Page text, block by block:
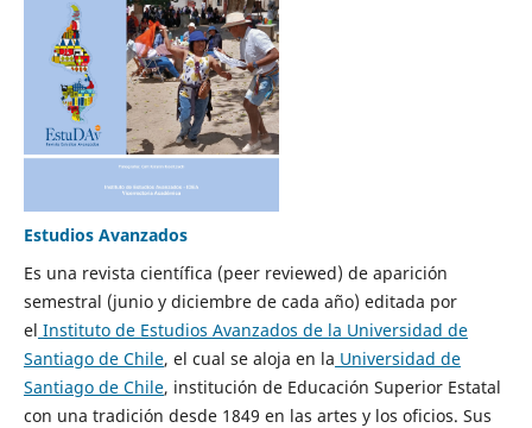
Estudios Avanzados
Es una revista científica (peer reviewed) de aparición
semestral (junio y diciembre de cada año) editada por
el Instituto de Estudios Avanzados de la Universidad de
Santiago de Chile, el cual se aloja en la Universidad de
Santiago de Chile, institución de Educación Superior Estatal
con una tradición desde 1849 en las artes y los oficios. Sus